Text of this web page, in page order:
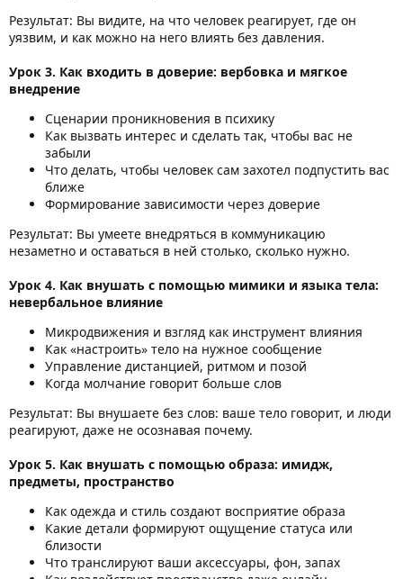
Результат: Вы видите, на что человек реагирует, где он
уязвим, и как можно на него влиять без давления.
Урок 3. Как входить в доверие: вербовка и мягкое
внедрение
Сценарии проникновения в психику
Как вызвать интерес и сделать так, чтобы вас не
забыли
Что делать, чтобы человек сам захотел подпустить вас
ближе
Формирование зависимости через доверие
Результат: Вы умеете внедряться в коммуникацию
незаметно и оставаться в ней столько, сколько нужно.
Урок 4. Как внушать с помощью мимики и языка тела:
невербальное влияние
Микродвижения и взгляд как инструмент влияния
Как «настроить» тело на нужное сообщение
Управление дистанцией, ритмом и позой
Когда молчание говорит больше слов
Результат: Вы внушаете без слов: ваше тело говорит, и люди
реагируют, даже не осознавая почему.
Урок 5. Как внушать с помощью образа: имидж,
предметы, пространство
Как одежда и стиль создают восприятие образа
Какие детали формируют ощущение статуса или
близости
Что транслируют ваши аксессуары, фон, запах